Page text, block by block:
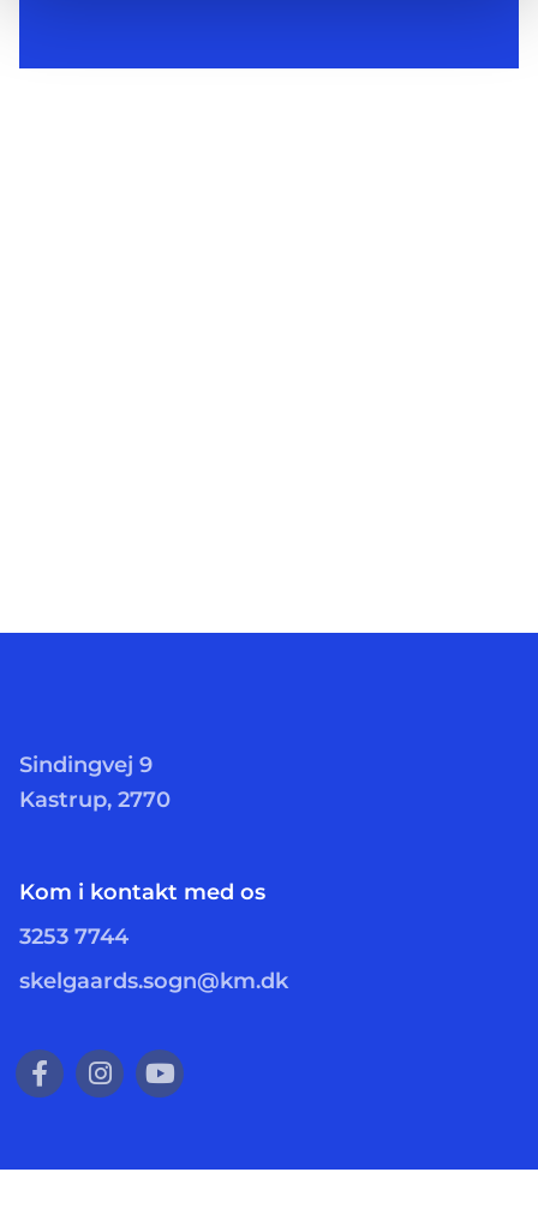
Sindingvej 9
Kastrup, 2770
Kom i kontakt med os
3253 7744
skelgaards.sogn@km.dk